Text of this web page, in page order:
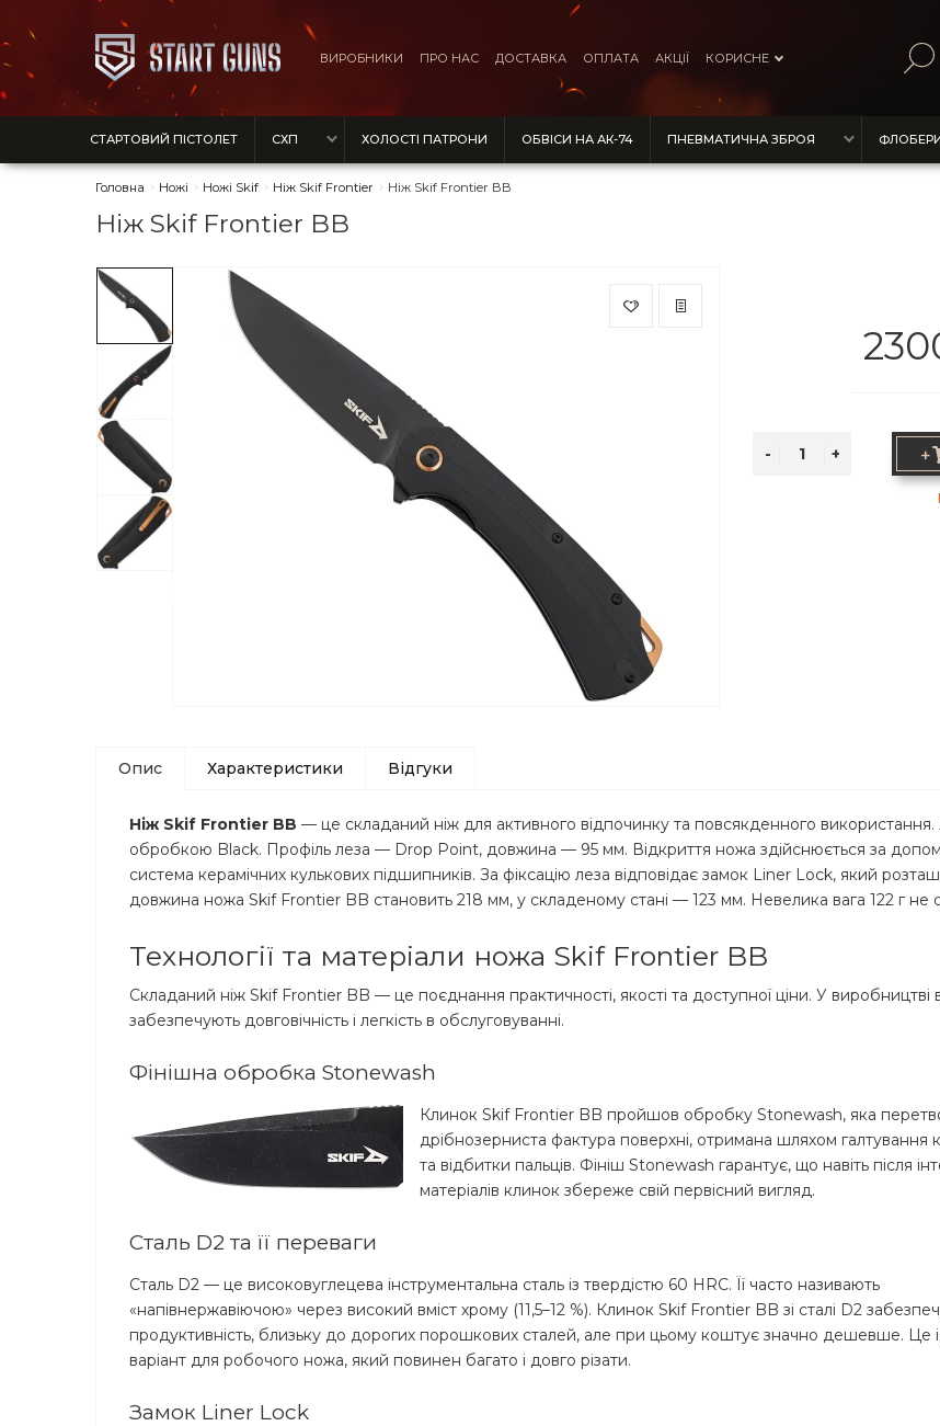
ВИРОБНИКИ ПРО НАС ДОСТАВКА ОПЛАТА АКЦІЇ КОРИСНЕ
СТАРТОВИЙ ПІСТОЛЕТ СХП ХОЛОСТІ ПАТРОНИ ОБВІСИ НА АК-74 ПНЕВМАТИЧНА ЗБРОЯ
Головна Ножі Ножі Skif Ніж Skif Frontier Ніж Skif Frontier BB
Ніж Skif Frontier BB
+
Опис Характеристики Відгуки
Ніж Skif Frontier BB — це складаний ніж для активного відпочинку та повсякденного використання.
обробкою Black. Профіль леза — Drop Point, довжина — 95 мм. Відкриття ножа здійснюється за
система керамічних кулькових підшипників. За фіксацію леза відповідає замок Liner Lock, який
довжина ножа Skif Frontier BB становить 218 мм, у складеному стані — 123 мм. Невелика вага 122 г не
Технології та матеріали ножа Skif Frontier BB
Складаний ніж Skif Frontier BB — це поєднання практичності, якості та доступної ціни. У виробництві
забезпечують довговічність і легкість в обслуговуванні.
Фінішна обробка Stonewash
Клинок Skif Frontier BB пройшов обробку Stonewash, яка
дрібнозерниста фактура поверхні, отримана шляхом галтування
та відбитки пальців. Фініш Stonewash гарантує, що навіть після
матеріалів клинок збереже свій первісний вигляд.
Сталь D2 та її переваги
Сталь D2 — це високовуглецева інструментальна сталь із твердістю 60 HRC. Її часто називають
«напівнержавіючою» через високий вміст хрому (11,5–12 %). Клинок Skif Frontier BB зі сталі D2
продуктивність, близьку до дорогих порошкових сталей, але при цьому коштує значно дешевше. Це
варіант для робочого ножа, який повинен багато і довго різати.
Замок Liner Lock